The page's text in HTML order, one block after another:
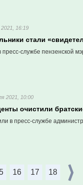
16:19
стали
пресс-службе пензенской
2021, 10:00
очистили
в пресс-службе
16 17 18